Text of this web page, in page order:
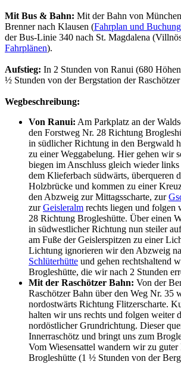
Mit Bus & Bahn: Mit der Bahn von
Brenner nach Klausen (Fahrplan und Buchung
der Bus-Linie 340 nach St. Magdalena
Fahrplänen).
Aufstieg: In 2 Stunden von Ranui (680
½ Stunden von der Bergstation der
Wegbeschreibung:
Von Ranui: Am Parkplatz an der
den Forstweg Nr. 28 Richtung
in südlicher Richtung in den Bergwald
zu einer Weggabelung. Hier gehen wir
biegen im Anschluss gleich wieder
dem Klieferbach südwärts, überqueren
Holzbrücke und kommen zu einer
den Abzweig zur Mittagsscharte, zur
zurGeisleralm rechts liegen und folgen
28 Richtung Brogleshütte. Über einen
in südwestlicher Richtung nun steiler
am Fuße der Geislerspitzen zu einer
Lichtung ignorieren wir den Abzweig
Schlüterhütte und gehen rechtshaltend
Brogleshütte, die wir nach 2 Stunden
Mit der Raschötzer Bahn: Von der
Raschötzer Bahn über den Weg Nr. 35
nordostwärts Richtung Flitzerscharte.
halten wir uns rechts und folgen weiter
nordöstlicher Grundrichtung. Dieser
Innerraschötz und bringt uns zum
Vom Wiesensattel wandern wir zu
Brogleshütte (1 ½ Stunden von der